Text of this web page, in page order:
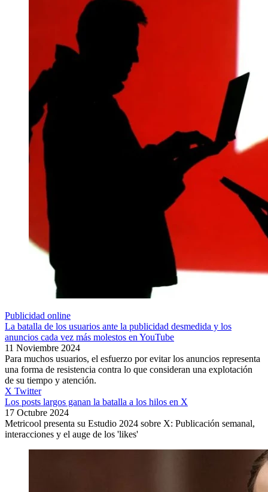
Publicidad online
La batalla de los usuarios ante la publicidad desmedida y los
anuncios cada vez más molestos en YouTube
11 Noviembre 2024
Para muchos usuarios, el esfuerzo por evitar los anuncios representa
una forma de resistencia contra lo que consideran una explotación
de su tiempo y atención.
X Twitter
Los posts largos ganan la batalla a los hilos en X
17 Octubre 2024
Metricool presenta su Estudio 2024 sobre X: Publicación semanal,
interacciones y el auge de los 'likes'